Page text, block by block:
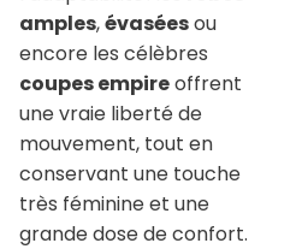
amples,évaséesou
encore les célèbres
coupes empireoffrent
une vraie liberté de
mouvement, tout en
conservant une touche
très féminine et une
grande dose de confort.